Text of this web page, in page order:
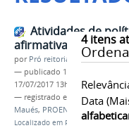
4itens
Data
Atividades de
afirmativas em
por Pró reitoria de Ensino
— publicado 17/07/2017
17/07/2017 13h03
— registrado em:
políticas
Maués, PROEN Educação do
Localizado em PRÓ-REITORIAS /